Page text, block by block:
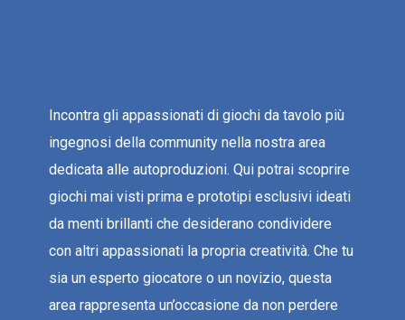
Incontra gli appassionati di giochi da tavolo più
ingegnosi della community nella nostra area
dedicata alle autoproduzioni. Qui potrai scoprire
giochi mai visti prima e prototipi esclusivi ideati
da menti brillanti che desiderano condividere
con altri appassionati la propria creatività. Che tu
sia un esperto giocatore o un novizio, questa
area rappresenta un’occasione da non perdere